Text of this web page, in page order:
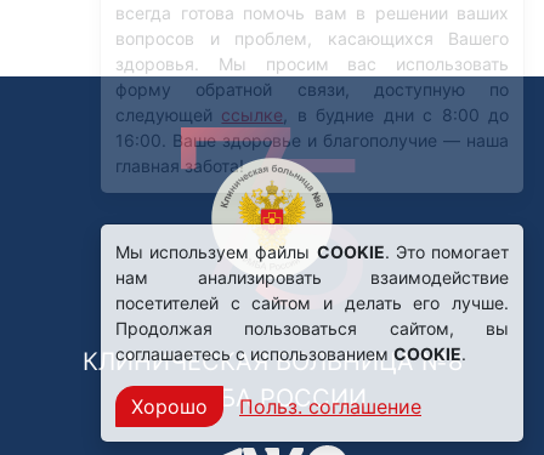
КЛИНИЧЕСКАЯ БОЛЬНИЦА №8
ФМБА РОССИИ
Мы используем файлы COOKIE. Это помогает
нам анализировать взаимодействие
посетителей с сайтом и делать его лучше.
Продолжая пользоваться сайтом, вы
соглашаетесь с использованиемCOOKIE.
Хорошо Польз. соглашение